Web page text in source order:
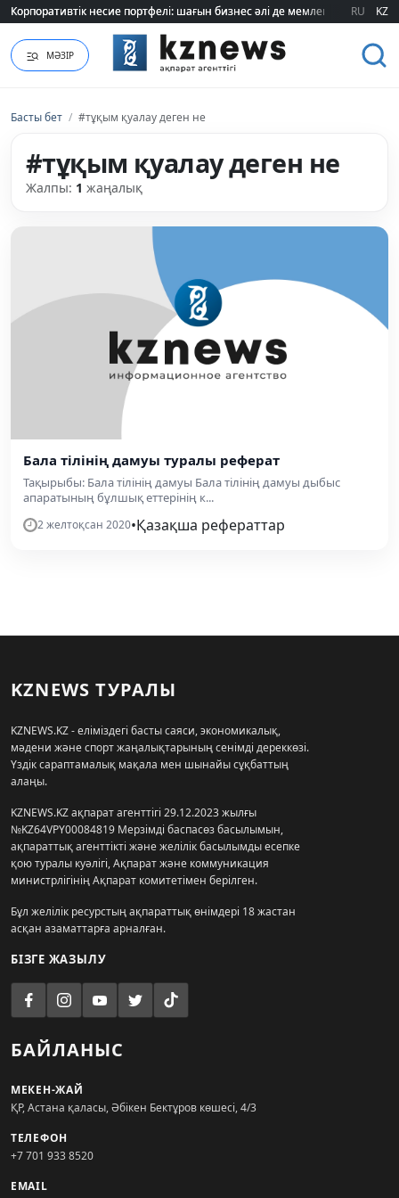
Корпоративтік несие портфелі: шағын бизнес әлі де мемлекеттік
Корпоративтік несие портфелі: шағын бизнес әлі де мемлекеттікRU KZ
МӘЗІР
Басты бет / #тұқым қуалау деген не
#тұқым қуалау деген не
Жалпы: 1 жаңалық
Бала тілінің дамуы туралы реферат
Тақырыбы: Бала тілінің дамуы Бала тілінің дамуы дыбыс
апаратының бұлшық еттерінің к...
2 желтоқсан 2020•Қазақша рефераттар
KZNEWS ТУРАЛЫ
KZNEWS.KZ - еліміздегі басты саяси, экономикалық,
мәдени және спорт жаңалықтарының сенімді дереккөзі.
Үздік сараптамалық мақала мен шынайы сұқбаттың
алаңы.
KZNEWS.KZ ақпарат агенттігі 29.12.2023 жылғы
№KZ64VPY00084819 Мерзімді баспасөз басылымын,
ақпараттық агенттікті және желілік басылымды есепке
қою туралы куәлігі, Ақпарат және коммуникация
министрлігінің Ақпарат комитетімен берілген.
Бұл желілік ресурстың ақпараттық өнімдері 18 жастан
асқан азаматтарға арналған.
БІЗГЕ ЖАЗЫЛУ
БАЙЛАНЫС
МЕКЕН-ЖАЙ
ҚР, Астана қаласы, Әбікен Бектұров көшесі, 4/3
ТЕЛЕФОН
+7 701 933 8520
EMAIL